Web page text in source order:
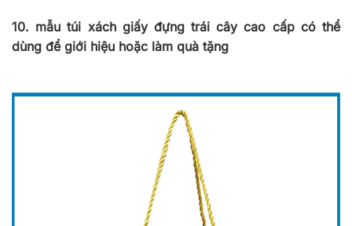
10. mẫu túi xách giấy đựng trái cây cao cấp có thể
dùng để giới hiệu hoặc làm quà tặng